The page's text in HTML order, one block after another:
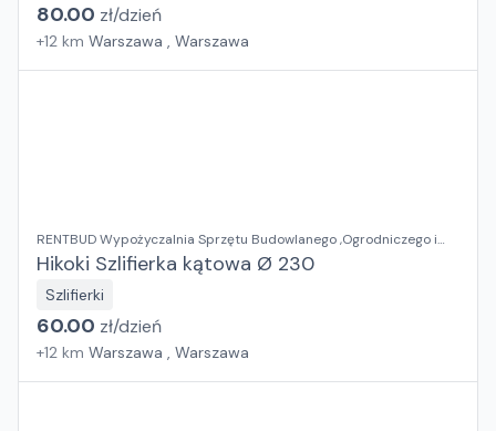
80.00 zł/dzień
+12 km Warszawa , Warszawa
RENTBUD Wypożyczalnia Sprzętu Budowlanego ,Ogrodniczego i
Elektronarzędzi
Hikoki Szlifierka kątowa Ø 230
Szlifierki
60.00 zł/dzień
+12 km Warszawa , Warszawa